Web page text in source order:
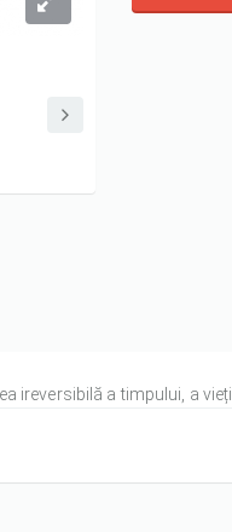
ireversibilă a timpului, a